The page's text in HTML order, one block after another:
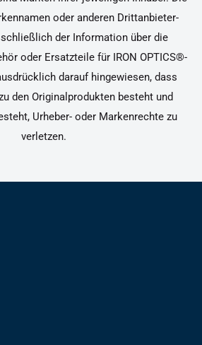
oder anderen Drittanbieter-
der Information über die
oder Ersatzteile für IRON OPTICS®-
darauf hingewiesen, dass
den Originalprodukten besteht und
Urheber- oder Markenrechte zu
verletzen.